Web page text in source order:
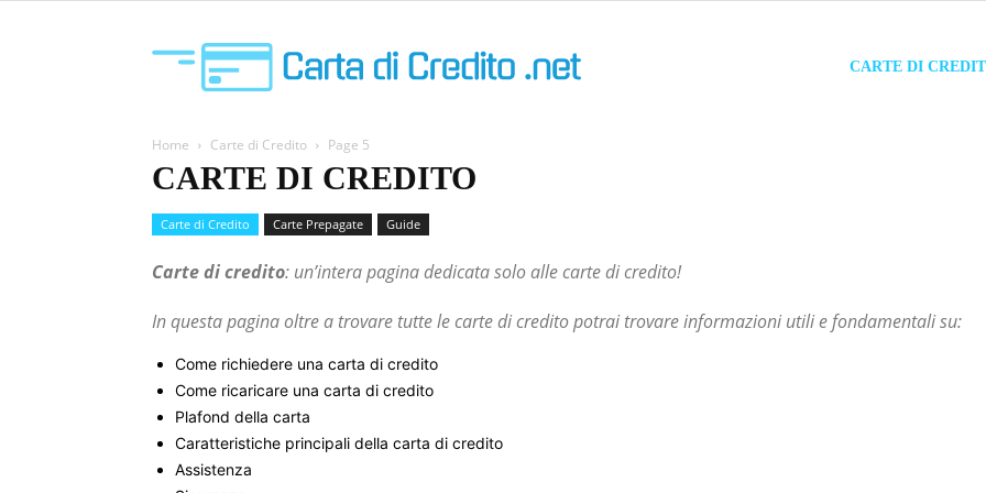
Carta CARTE DI
Home Carte di Credito Page 5
CARTE DI CREDITO
Carte di Credito Carte Prepagate Guide
Carte di credito: un’intera pagina dedicata solo alle carte di credito!
In questa pagina oltre a trovare tutte le carte di credito potrai trovare informazioni utili e fondamentali su:
Come richiedere una carta di credito
Come ricaricare una carta di credito
Plafond della carta
Caratteristiche principali della carta di credito
Assistenza